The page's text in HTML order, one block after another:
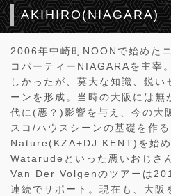
AKIHIRO(NIAGARA)
2006年中崎町NOONで始めた
コパーティーNIAGARAを主宰
しかったが、莫大な知識、鋭い
ーンを形成。当時の大阪には無
代に(悪？)影響を与え、今の大
スコ/ハウスシーンの基礎を作
Nature(KZA+DJ KENT)を始
Watarudeといった悪いおじさ
Van Der Volgenのツアーは
連続でサポート。現在も、大阪